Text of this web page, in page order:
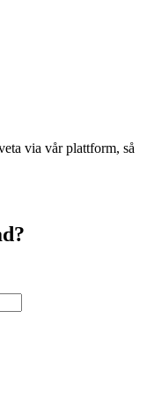
via vår plattform, så